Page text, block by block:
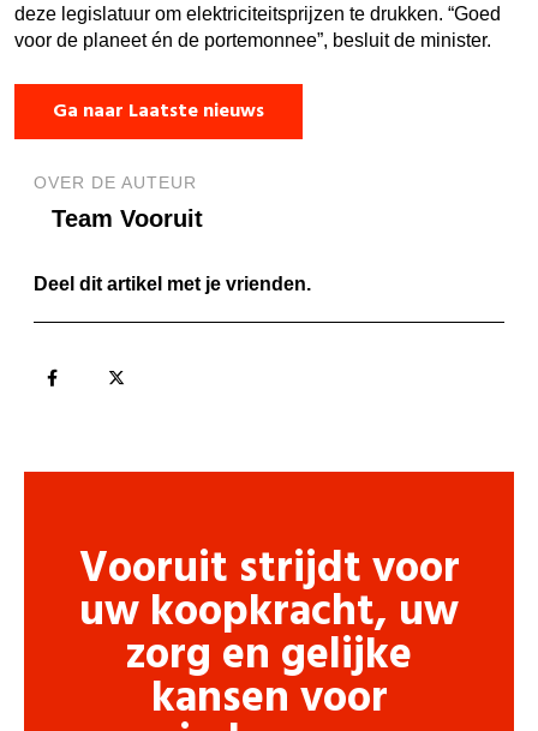
deze legislatuur om elektriciteitsprijzen te drukken. “Goed
voor de planeet én de portemonnee”, besluit de minister.
Ga naar Laatste nieuws
OVER DE AUTEUR
Team Vooruit
Deel dit artikel met je vrienden.
Vooruit strijdt voor
uw koopkracht, uw
zorg en gelijke
kansen voor